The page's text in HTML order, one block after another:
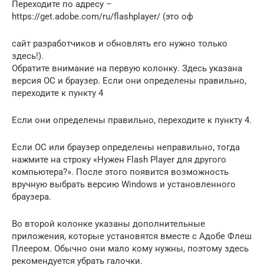
Переходите по адресу –
https://get.adobe.com/ru/flashplayer/ (это оф
сайт разработчиков и обновлять его нужно только
здесь!).
Обратите внимание на первую колонку. Здесь указана
версия ОС и браузер. Если они определены правильно,
переходите к пункту 4
Если они определены правильно, переходите к пункту 4.
Если ОС или браузер определены неправильно, тогда
нажмите на строку «Нужен Flash Player для другого
компьютера?». После этого появится возможность
вручную выбрать версию Windows и установленного
браузера.
Во второй колонке указаны дополнительные
приложения, которые установятся вместе с Адобе Флеш
Плеером. Обычно они мало кому нужны, поэтому здесь
рекомендуется убрать галочки.